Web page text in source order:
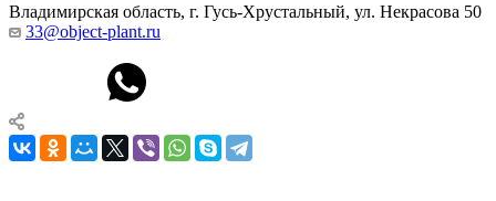
Владимирская область, г. Гусь-Хрустальный, ул. Некрасова 50
33@object-plant.ru